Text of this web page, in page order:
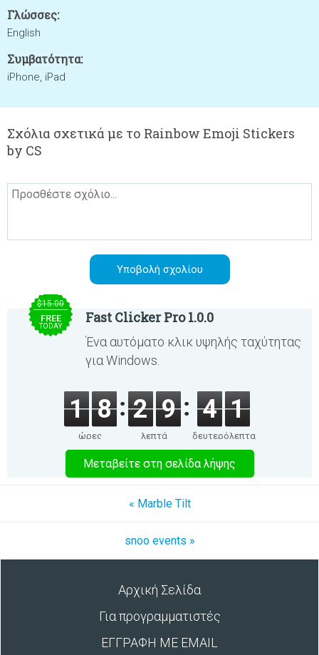
Γλώσσες:
English
Συμβατότητα:
iPhone, iPad
Σχόλια σχετικά με το Rainbow Emoji Stickers
by CS
$15.00
FREE
TODAY
Fast Clicker Pro 1.0.0
Ένα αυτόματο κλικ υψηλής ταχύτητας
για Windows.
1 8
ώρες
2 9
λεπτά
4 1
δευτερόλεπτα
Μεταβείτε στη σελίδα λήψης
« Marble Tilt
snoo events »
Αρχική Σελίδα
Για προγραμματιστές
ΕΓΓΡΑΦΗ ΜΕ EMAIL